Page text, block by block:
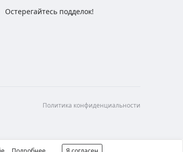
Остерегайтесь подделок!
Политика конфиденциальности